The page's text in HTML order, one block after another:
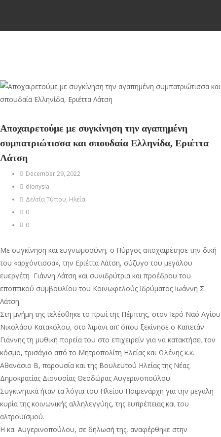
Αποχαιρετούμε με συγκίνηση την αγαπημένη
συμπατριώτισσα και σπουδαία Ελληνίδα, Εριέττα
Λάτση
December 29, 2022
dionysia
Δελτία Τύπου, Ηλεία
0
0
Με συγκίνηση και ευγνωμοσύνη, ο Πύργος αποχαιρέτησε την δική
του «αρχόντισσα», την Εριέττα Λάτση, σύζυγο του μεγάλου
ευεργέτη Γιάννη Λάτση και συνιδρύτρια και προέδρου του
εποπτικού συμβουλίου του Κοινωφελούς Ιδρύματος Ιωάννη Σ.
Λάτση.
Στη μνήμη της τελέσθηκε το πρωί της Πέμπτης, στον Ιερό Ναό Αγίου
Νικολάου Κατακόλου, στο λιμάνι απ’ όπου ξεκίνησε ο Καπετάν
Γιάννης τη μυθική πορεία του στο επιχειρείν για να κατακτήσει τον
κόσμο, τρισάγιο από το Μητροπολίτη Ηλείας και Ωλένης κ.κ.
Αθανάσιο Β, παρουσία και της Βουλευτού Ηλείας της Νέας
Δημοκρατίας Διονυσίας Θεοδώρας Αυγερινοπούλου.
Συγκινητικά ήταν τα λόγια του Ηλείου Ποιμενάρχη για την μεγάλη
κυρία της κοινωνικής αλληλεγγύης, της ευπρέπειας και του
αλτρουϊσμού.
Η κα. Αυγερινοπούλου, σε δήλωσή της, αναφέρθηκε στην